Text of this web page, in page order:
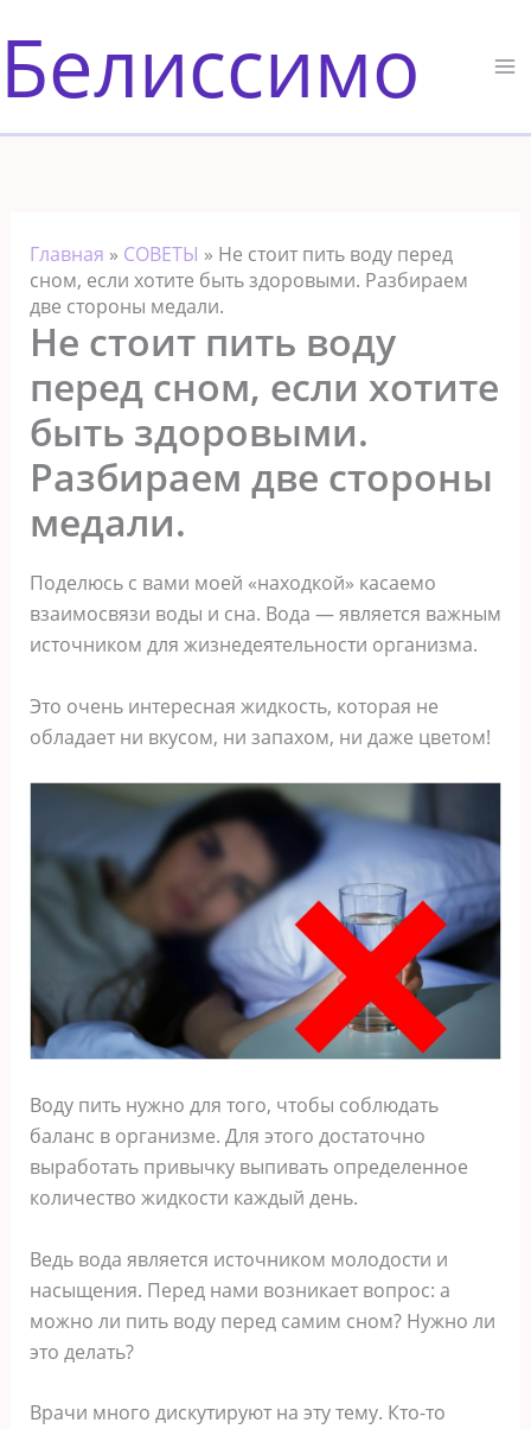
к
содержимому
Белиссимо
Главная » СОВЕТЫ » Не стоит пить воду перед
сном, если хотите быть здоровыми. Разбираем
две стороны медали.
Не стоит пить воду
перед сном, если хотите
быть здоровыми.
Разбираем две стороны
медали.
Поделюсь с вами моей «находкой» касаемо
взаимосвязи воды и сна. Вода — является важным
источником для жизнедеятельности организма.
Это очень интересная жидкость, которая не
обладает ни вкусом, ни запахом, ни даже цветом!
Воду пить нужно для того, чтобы соблюдать
баланс в организме. Для этого достаточно
выработать привычку выпивать определенное
количество жидкости каждый день.
Ведь вода является источником молодости и
насыщения. Перед нами возникает вопрос: а
можно ли пить воду перед самим сном? Нужно ли
это делать?
Врачи много дискутируют на эту тему. Кто-то